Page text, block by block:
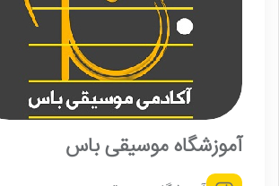
آموزشگاه موسیقی باس